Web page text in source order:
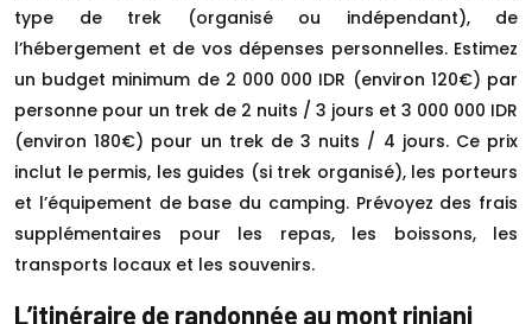
type de trek (organisé ou indépendant), de
l’hébergement et de vos dépenses personnelles. Estimez
un budget minimum de 2 000 000 IDR (environ 120€) par
personne pour un trek de 2 nuits / 3 jours et 3 000 000 IDR
(environ 180€) pour un trek de 3 nuits / 4 jours. Ce prix
inclut le permis, les guides (si trek organisé), les porteurs
et l’équipement de base du camping. Prévoyez des frais
supplémentaires pour les repas, les boissons, les
transports locaux et les souvenirs.
L’itinéraire de randonnée au mont rinjani